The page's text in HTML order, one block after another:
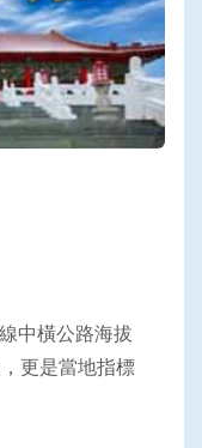
中橫公路海拔
更是當地指標